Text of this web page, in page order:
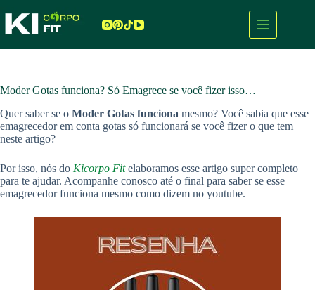
para
Moder Gotas funciona? Só Emagrece se você fizer isso…
Quer saber se o Moder Gotas funciona mesmo? Você sabia que esse
emagrecedor em conta gotas só funcionará se você fizer o que tem
neste artigo?
Por isso, nós do Kicorpo Fitelaboramos esse artigo super completo
para te ajudar. Acompanhe conosco até o final para saber se esse
emagrecedor funciona mesmo como dizem no youtube.